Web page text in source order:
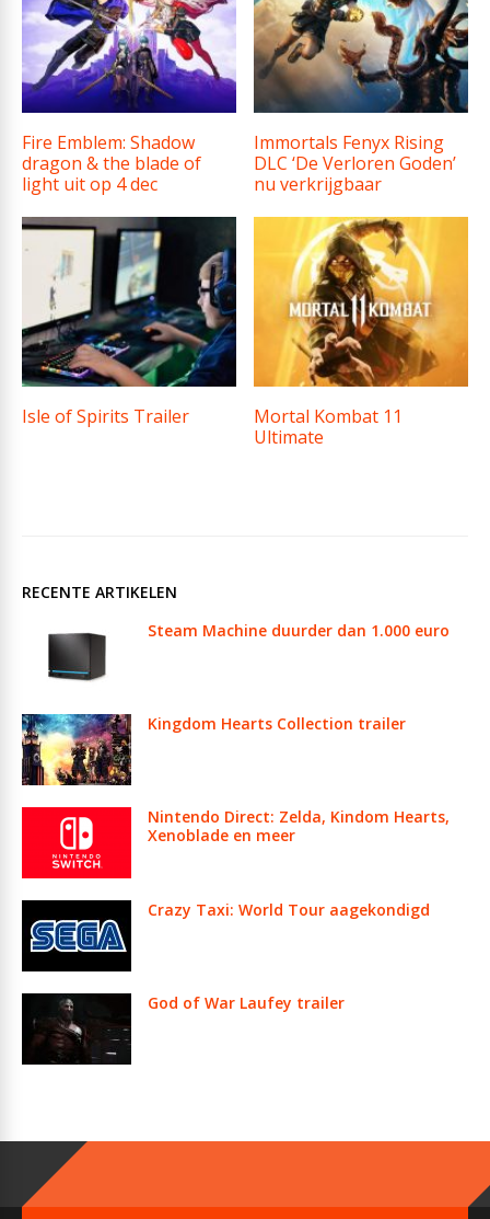
Fire Emblem: Shadow
dragon & the blade of
light uit op 4 dec
Immortals Fenyx Rising
DLC ‘De Verloren Goden’
nu verkrijgbaar
Isle of Spirits Trailer
Mortal Kombat 11
Ultimate
RECENTE ARTIKELEN
Steam Machine duurder dan 1.000 euro
Kingdom Hearts Collection trailer
Nintendo Direct: Zelda, Kindom Hearts,
Xenoblade en meer
Crazy Taxi: World Tour aagekondigd
God of War Laufey trailer